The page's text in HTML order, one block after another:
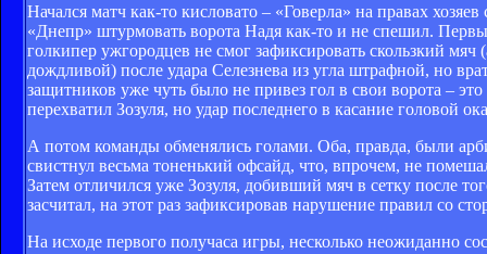
Начался матч как-то кисловато – «Говерла» на правах
«Днепр» штурмовать ворота Надя как-то и не спешил.
голкипер ужгородцев не смог зафиксировать скользкий мяч
дождливой) после удара Селезнева из угла штрафной, но
защитников уже чуть было не привез гол в свои ворота –
перехватил Зозуля, но удар последнего в касание головой
А потом команды обменялись голами. Оба, правда, были
свистнул весьма тоненький офсайд, что, впрочем, не
Затем отличился уже Зозуля, добивший мяч в сетку после
засчитал, на этот раз зафиксировав нарушение правил со
На исходе первого получаса игры, несколько неожиданно